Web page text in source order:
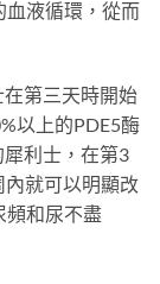
血液循環，從而
第三天時開始
以上的PDE5酶
利士，在第3
內就可以明顯改
頻和尿不盡